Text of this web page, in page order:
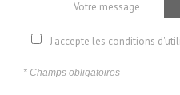
Votre message
J'accepte les conditions
* Champs obligatoires